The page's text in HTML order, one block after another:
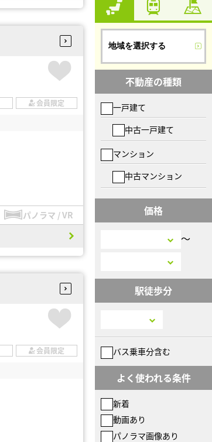
会員限定
パノラマ / VR
会員限定
地域を選択する
不動産の種類
一戸建て
中古一戸建て
マンション
中古マンション
価格
〜
駅徒歩分
バス乗車分含む
よく使われる条件
新着
動画あり
パノラマ画像あり